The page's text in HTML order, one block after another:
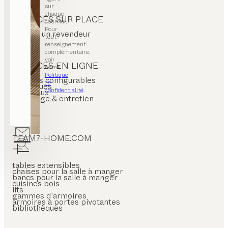
sur
chaque
courriel.
Pour
tout
renseignement
complémentaire,
voir
notre
Politique
de
confidentialité.
SERVICES SUR PLACE
trouver un revendeur
SERVICES EN LIGNE
produits configurables
catalogues
matériaux
nettoyage & entretien
TEAM7-HOME.COM
tables extensibles
chaises pour la salle à manger
bancs pour la salle à manger
cuisines bois
lits
gammes d’armoires
armoires à portes pivotantes
bibliothèques